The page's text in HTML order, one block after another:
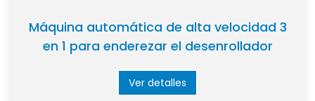
Máquina automática de alta velocidad 3
en 1 para enderezar el desenrollador
Ver detalles